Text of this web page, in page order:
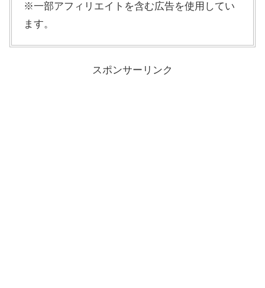
※一部アフィリエイトを含む広告を使用してい
ます。
スポンサーリンク